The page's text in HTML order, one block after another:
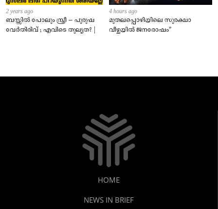
2 years ago
ബസ്സിൽ പോലും സ്ത്രീ – പുരുഷ
വേർതിരിവ് ; എവിടെ തുല്യത? |
4 hours ago
മുതലപ്പൊഴിയിലെ സുരക്ഷാ
വീഴ്ചയിൽ ജനരോഷം”
HOME
NEWS IN BRIEF